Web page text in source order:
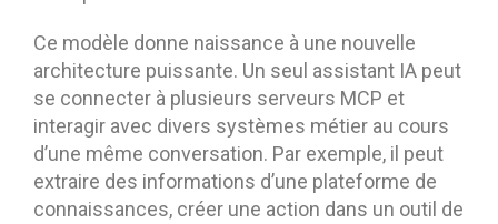
Ce modèle donne naissance à une nouvelle
architecture puissante. Un seul assistant IA peut
se connecter à plusieurs serveurs MCP et
interagir avec divers systèmes métier au cours
d’une même conversation. Par exemple, il peut
extraire des informations d’une plateforme de
connaissances, créer une action dans un outil de